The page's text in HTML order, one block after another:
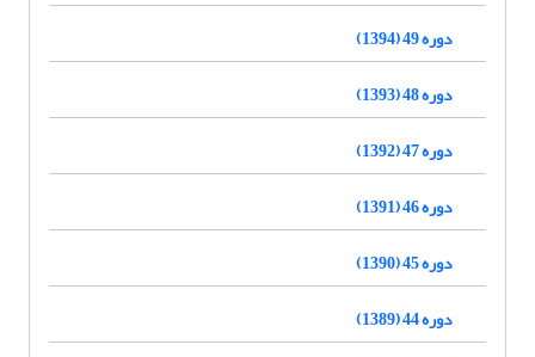
دوره 49 (1394)
دوره 48 (1393)
دوره 47 (1392)
دوره 46 (1391)
دوره 45 (1390)
دوره 44 (1389)